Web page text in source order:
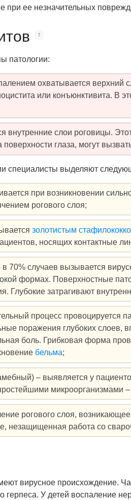
при ее незначительных
патологии:
охватывается верхний
или конъюнктивита. В
внутренние слои роговицы.
глаза, могут
специалисты выделяют
при возникновении
рогового слоя;
золотистым
носящих контактные
70% случаев вызывается
формах. Поверхностные
Глубокие затрагивают
процесс провоцируется
поражения глубоких слоев,
боль. Грибковая форма
бельма;
– выявляется у
микроорганизмами
рогового слоя,
незащищенная работа со
вирусное происхождение.
герпеса. У детей воспаление